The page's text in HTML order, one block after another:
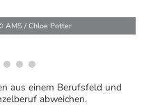
AMS / Chloe Potter
aus einem Berufsfeld und
abweichen.